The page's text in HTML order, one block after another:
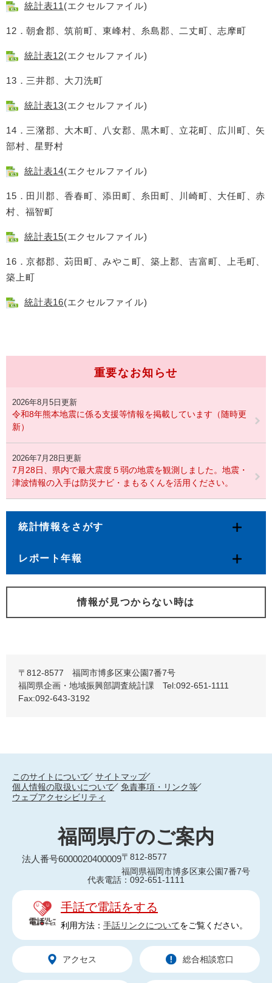
統計表11(エクセルファイル)
12．朝倉郡、筑前町、東峰村、糸島郡、二丈町、志摩町
統計表12(エクセルファイル)
13．三井郡、大刀洗町
統計表13(エクセルファイル)
14．三潴郡、大木町、八女郡、黒木町、立花町、広川町、矢
部村、星野村
統計表14(エクセルファイル)
15．田川郡、香春町、添田町、糸田町、川崎町、大任町、赤
村、福智町
統計表15(エクセルファイル)
16．京都郡、苅田町、みやこ町、築上郡、吉富町、上毛町、
築上町
統計表16(エクセルファイル)
重要なお知らせ
2026年8月5日更新
令和8年熊本地震に係る支援等情報を掲載しています（随時更
新）
2026年7月28日更新
7月28日、県内で最大震度５弱の地震を観測しました。地震・
津波情報の入手は防災ナビ・まもるくんを活用ください。
統計情報をさがす
レポート年報
情報が見つからない時は
〒812-8577 福岡市博多区東公園7番7号
福岡県企画・地域振興部調査統計課 Tel:092-651-1111
Fax:092-643-3192
このサイトについて
サイトマップ
個人情報の取扱いについて
免責事項・リンク等
ウェブアクセシビリティ
福岡県庁のご案内
法人番号6000020400009〒812-8577
福岡県福岡市博多区東公園7番7号
代表電話：092-651-1111
手話で電話をする
利用方法： 手話リンクについてをご覧ください。
アクセス 総合相談窓口